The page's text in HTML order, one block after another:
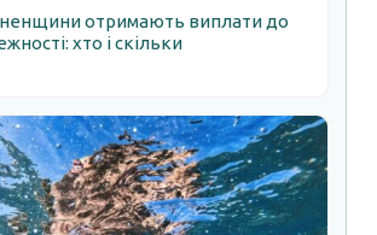
отримають виплати до
хто і скільки